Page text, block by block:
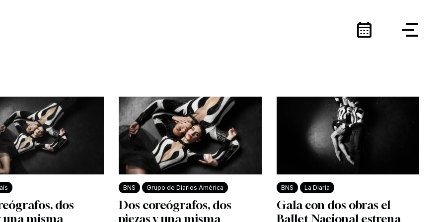
calendar_month
dos
una misma
BNS Grupo de Diarios América
Dos coreógrafos, dos
piezas y una misma
BNS La Diaria
Gala con dos obras el
Ballet Nacional estrena